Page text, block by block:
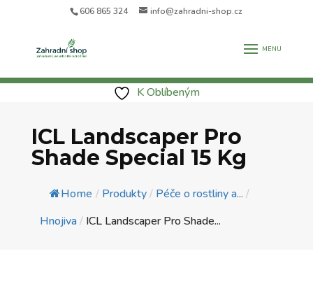
606 865 324 info@zahradni-shop.cz
K Oblíbeným
ICL Landscaper Pro
Shade Special 15 Kg
Home / Produkty/ Péče o rostliny a... /
Hnojiva/ ICL Landscaper Pro Shade...